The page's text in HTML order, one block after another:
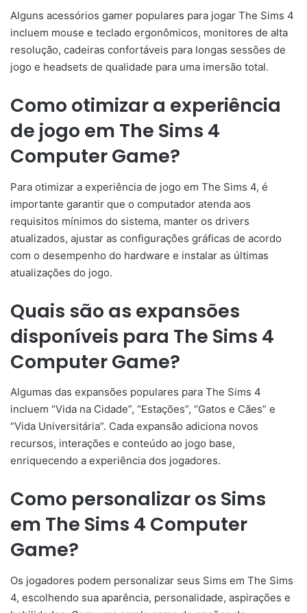
Alguns acessórios gamer populares para jogar The Sims 4
incluem mouse e teclado ergonômicos, monitores de alta
resolução, cadeiras confortáveis para longas sessões de
jogo e headsets de qualidade para uma imersão total.
Como otimizar a experiência
de jogo em The Sims 4
Computer Game?
Para otimizar a experiência de jogo em The Sims 4, é
importante garantir que o computador atenda aos
requisitos mínimos do sistema, manter os drivers
atualizados, ajustar as configurações gráficas de acordo
com o desempenho do hardware e instalar as últimas
atualizações do jogo.
Quais são as expansões
disponíveis para The Sims 4
Computer Game?
Algumas das expansões populares para The Sims 4
incluem “Vida na Cidade”, “Estações”, “Gatos e Cães” e
“Vida Universitária”. Cada expansão adiciona novos
recursos, interações e conteúdo ao jogo base,
enriquecendo a experiência dos jogadores.
Como personalizar os Sims
em The Sims 4 Computer
Game?
Os jogadores podem personalizar seus Sims em The Sims
4, escolhendo sua aparência, personalidade, aspirações e